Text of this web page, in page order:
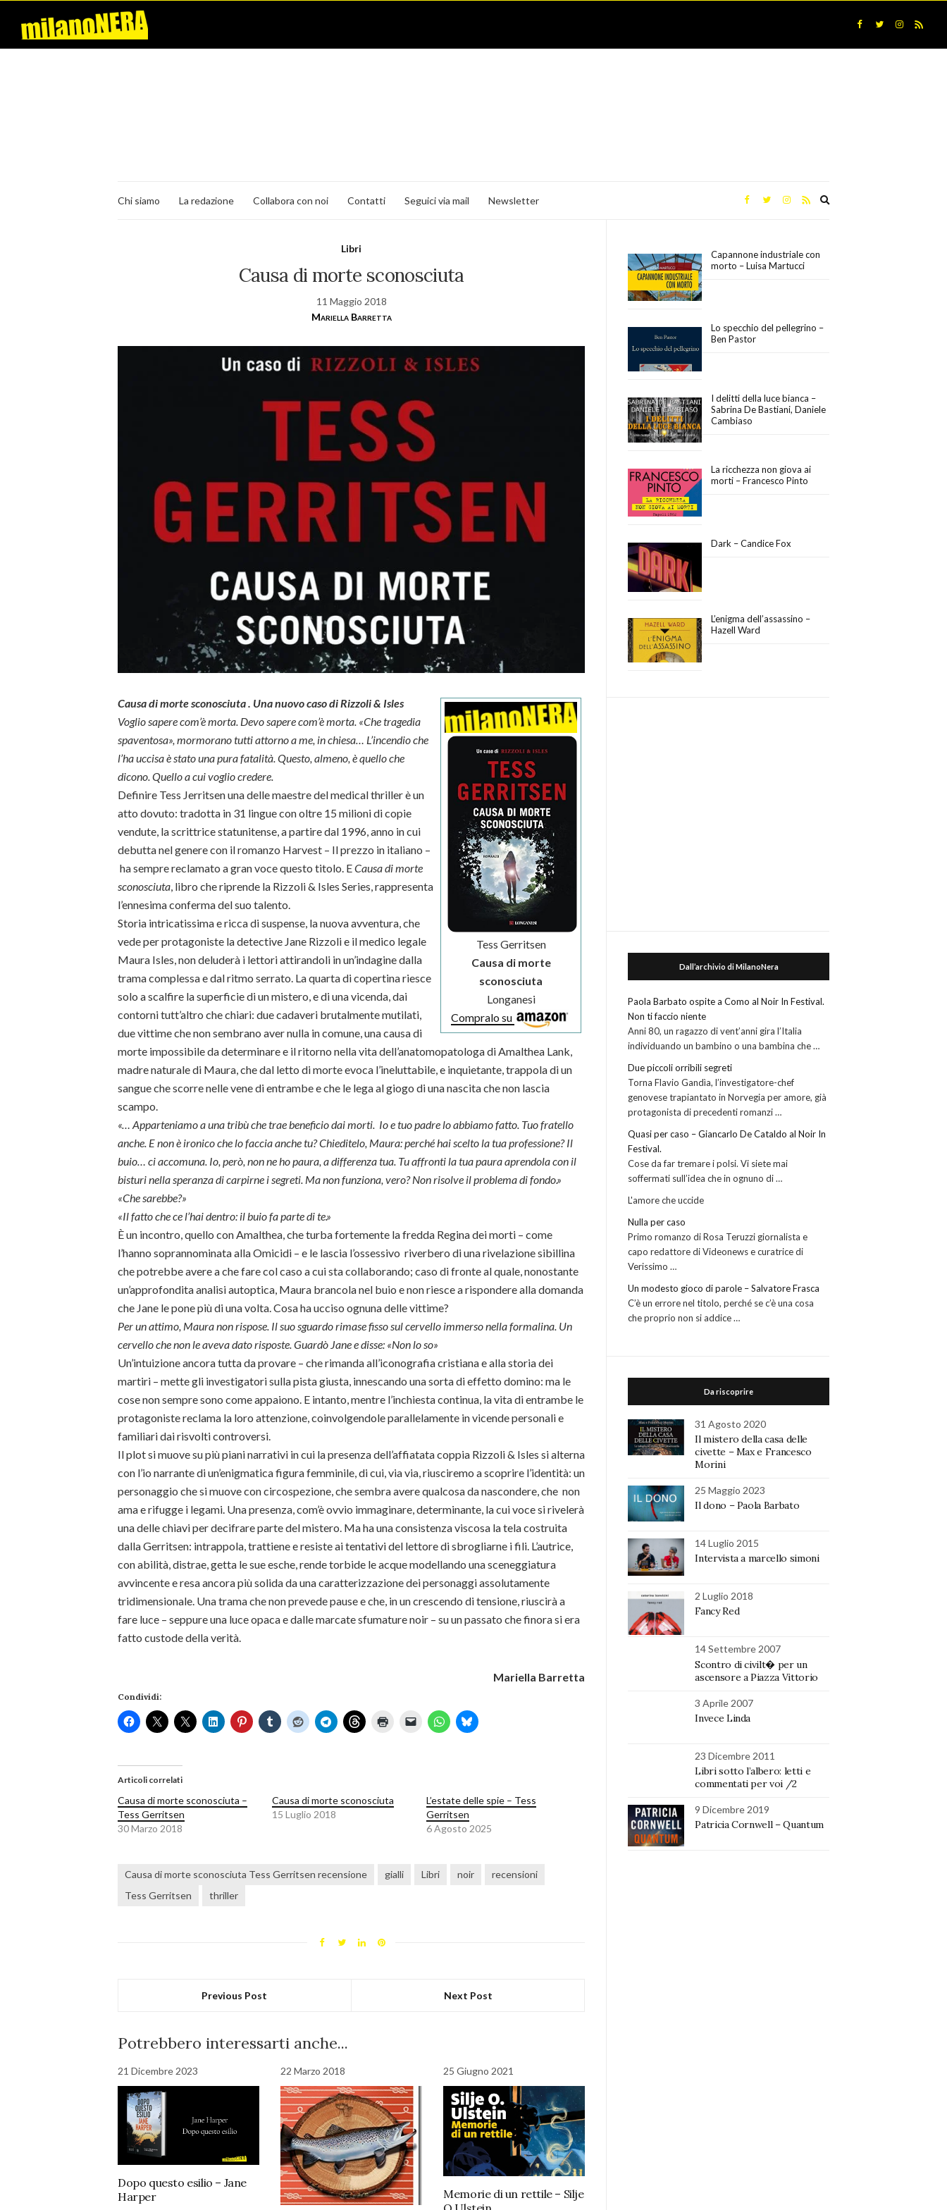
Chi siamo La redazione Collabora con noi Contatti Seguici via mail Newsletter
Libri
Causa di morte sconosciuta
11 Maggio 2018
Mariella Barretta
Tess Gerritsen
Causa di morte
sconosciuta
Longanesi
Compralo su
Causa di morte sconosciuta . Una nuovo caso di Rizzoli & Isles
Voglio sapere com’è morta. Devo sapere com’è morta. «Che tragedia
spaventosa», mormorano tutti attorno a me, in chiesa… L’incendio che
l’ha uccisa è stato una pura fatalità. Questo, almeno, è quello che
dicono. Quello a cui voglio credere.
Definire Tess Jerritsen una delle maestre del medical thriller è un
atto dovuto: tradotta in 31 lingue con oltre 15 milioni di copie
vendute, la scrittrice statunitense, a partire dal 1996, anno in cui
debutta nel genere con il romanzo Harvest – Il prezzo in italiano –
ha sempre reclamato a gran voce questo titolo. ECausa di morte
sconosciuta, libro che riprende la Rizzoli & Isles Series, rappresenta
l’ennesima conferma del suo talento.
Storia intricatissima e ricca di suspense, la nuova avventura, che
vede per protagoniste la detective Jane Rizzoli e il medico legale
Maura Isles, non deluderà i lettori attirandoli in un’indagine dalla
trama complessa e dal ritmo serrato. La quarta di copertina riesce
solo a scalfire la superficie di un mistero, e di una vicenda, dai
contorni tutt’altro che chiari: due cadaveri brutalmente mutilati,
due vittime che non sembrano aver nulla in comune, una causa di
morte impossibile da determinare e il ritorno nella vita dell’anatomopatologa di Amalthea Lank,
madre naturale di Maura, che dal letto di morte evoca l’ineluttabile, e inquietante, trappola di un
sangue che scorre nelle vene di entrambe e che le lega al giogo di una nascita che non lascia
scampo.
«… Apparteniamo a una tribù che trae beneficio dai morti. Io e tuo padre lo abbiamo fatto. Tuo fratello
anche. E non è ironico che lo faccia anche tu? Chieditelo, Maura: perché hai scelto la tua professione? Il
buio… ci accomuna. Io, però, non ne ho paura, a differenza tua. Tu affronti la tua paura aprendola con il
bisturi nella speranza di carpirne i segreti. Ma non funziona, vero? Non risolve il problema di fondo.»
«Che sarebbe?»
«Il fatto che ce l’hai dentro: il buio fa parte di te.»
È un incontro, quello con Amalthea, che turba fortemente la fredda Regina dei morti – come
l’hanno soprannominata alla Omicidi – e le lascia l’ossessivo riverbero di una rivelazione sibillina
che potrebbe avere a che fare col caso a cui sta collaborando; caso di fronte al quale, nonostante
un’approfondita analisi autoptica, Maura brancola nel buio e non riesce a rispondere alla domanda
che Jane le pone più di una volta. Cosa ha ucciso ognuna delle vittime?
Per un attimo, Maura non rispose. Il suo sguardo rimase fisso sul cervello immerso nella formalina. Un
cervello che non le aveva dato risposte. Guardò Jane e disse: «Non lo so»
Un’intuizione ancora tutta da provare – che rimanda all’iconografia cristiana e alla storia dei
martiri – mette gli investigatori sulla pista giusta, innescando una sorta di effetto domino: ma le
cose non sempre sono come appaiono. E intanto, mentre l’inchiesta continua, la vita di entrambe le
protagoniste reclama la loro attenzione, coinvolgendole parallelamente in vicende personali e
familiari dai risvolti controversi.
Il plot si muove su più piani narrativi in cui la presenza dell’affiatata coppia Rizzoli & Isles si alterna
con l’io narrante di un’enigmatica figura femminile, di cui, via via, riusciremo a scoprire l’identità: un
personaggio che si muove con circospezione, che sembra avere qualcosa da nascondere, che non
ama e rifugge i legami. Una presenza, com’è ovvio immaginare, determinante, la cui voce si rivelerà
una delle chiavi per decifrare parte del mistero. Ma ha una consistenza viscosa la tela costruita
dalla Gerritsen: intrappola, trattiene e resiste ai tentativi del lettore di sbrogliarne i fili. L’autrice,
con abilità, distrae, getta le sue esche, rende torbide le acque modellando una sceneggiatura
avvincente e resa ancora più solida da una caratterizzazione dei personaggi assolutamente
tridimensionale. Una trama che non prevede pause e che, in un crescendo di tensione, riuscirà a
fare luce – seppure una luce opaca e dalle marcate sfumature noir – su un passato che finora si era
fatto custode della verità.
Mariella Barretta
Condividi:
Articoli correlati
Causa di morte sconosciuta –
Tess Gerritsen
30 Marzo 2018
Causa di morte sconosciuta
15 Luglio 2018
L’estate delle spie – Tess
Gerritsen
6 Agosto 2025
Causa di morte sconosciuta Tess Gerritsen recensione gialli Libri noir
recensioni
Tess Gerritsen
thriller
Previous Post Next Post
Potrebbero interessarti anche...
21 Dicembre 2023
Dopo questo esilio – Jane
Harper
22 Marzo 2018 25 Giugno 2021
Memorie di un rettile – Silje
Capannone industriale con
morto – Luisa Martucci
Lo specchio del pellegrino –
Ben Pastor
I delitti della luce bianca –
Sabrina De Bastiani, Daniele
Cambiaso
La ricchezza non giova ai
morti – Francesco Pinto
Dark – Candice Fox
L’enigma dell’assassino –
Hazell Ward
Dall’archivio di MilanoNera
Paola Barbato ospite a Como al Noir In Festival.
Non ti faccio niente
Anni 80, un ragazzo di vent’anni gira l’Italia
individuando un bambino o una bambina che …
Due piccoli orribili segreti
Torna Flavio Gandìa, l’investigatore-chef
genovese trapiantato in Norvegia per amore, già
protagonista di precedenti romanzi …
Quasi per caso – Giancarlo De Cataldo al Noir In
Festival.
Cose da far tremare i polsi. Vi siete mai
soffermati sull’idea che in ognuno di …
L'amore che uccide
Nulla per caso
Primo romanzo di Rosa Teruzzi giornalista e
capo redattore di Videonews e curatrice di
Verissimo …
Un modesto gioco di parole – Salvatore Frasca
C’è un errore nel titolo, perché se c’è una cosa
che proprio non si addice …
Da riscoprire
31 Agosto 2020
Il mistero della casa delle
civette – Max e Francesco
Morini
25 Maggio 2023
Il dono – Paola Barbato
14 Luglio 2015
Intervista a marcello simoni
2 Luglio 2018
Fancy Red
14 Settembre 2007
Scontro di civilt� per un
ascensore a Piazza Vittorio
3 Aprile 2007
Invece Linda
23 Dicembre 2011
Libri sotto l’albero: letti e
commentati per voi /2
9 Dicembre 2019
Patricia Cornwell – Quantum